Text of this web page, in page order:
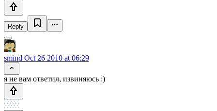
Reply
smind Oct 26 2010 at 06:29
я не вам ответил, извиняюсь :)